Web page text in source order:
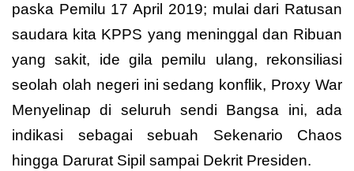
paska Pemilu 17 April 2019; mulai dari Ratusan
saudara kita KPPS yang meninggal dan Ribuan
yang sakit, ide gila pemilu ulang, rekonsiliasi
seolah olah negeri ini sedang konflik, Proxy War
Menyelinap di seluruh sendi Bangsa ini, ada
indikasi sebagai sebuah Sekenario Chaos
hingga Darurat Sipil sampai Dekrit Presiden.